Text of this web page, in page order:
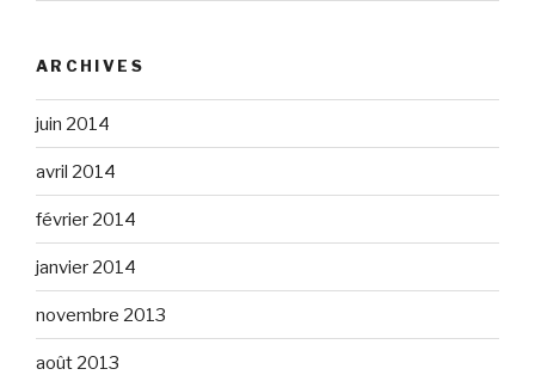
ARCHIVES
juin 2014
avril 2014
février 2014
janvier 2014
novembre 2013
août 2013